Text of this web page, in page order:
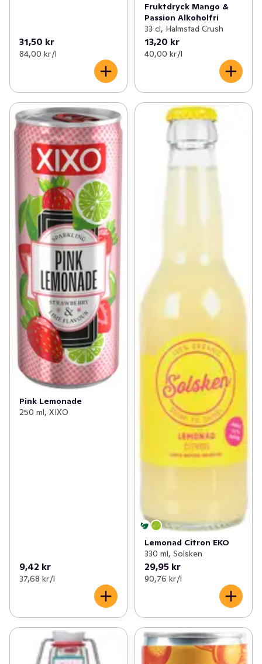
31,50 kr
84,00 kr /l
Fruktdryck Mango &
Passion Alkoholfri
33 cl, Halmstad Crush
13,20 kr
40,00 kr /l
Pink Lemonade
250 ml, XIXO
9,42 kr
37,68 kr /l
Lemonad Citron EKO
330 ml, Solsken
29,95 kr
90,76 kr /l